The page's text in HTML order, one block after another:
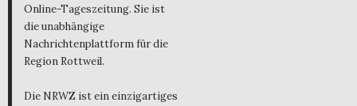
Online-Tageszeitung. Sie ist
die unabhängige
Nachrichtenplattform für die
Region Rottweil.
Die NRWZ ist ein einzigartiges